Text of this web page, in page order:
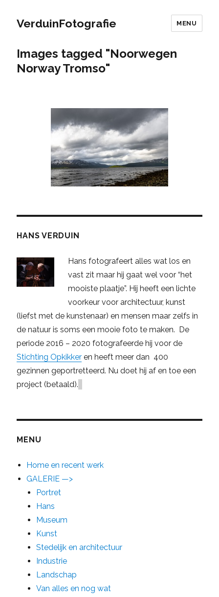
VerduinFotografie MENU
Images tagged "Noorwegen
Norway Tromso"
HANS VERDUIN
Hans fotografeert alles wat los en
vast zit maar hij gaat wel voor “het
mooiste plaatje”. Hij heeft een lichte
voorkeur voor architectuur, kunst
(liefst met de kunstenaar) en mensen maar zelfs in
de natuur is soms een mooie foto te maken. De
periode 2016 – 2020 fotografeerde hij voor de
Stichting Opkikker en heeft meer dan 400
gezinnen geportretteerd. Nu doet hij af en toe een
project (betaald).
MENU
Home en recent werk
GALERIE —>
Portret
Hans
Museum
Kunst
Stedelijk en architectuur
Industrie
Landschap
Van alles en nog wat